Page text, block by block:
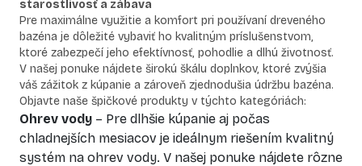
starostlivosť a zábava
Pre maximálne využitie a komfort pri používaní dreveného
bazéna je dôležité vybaviť ho kvalitným príslušenstvom,
ktoré zabezpečí jeho efektívnosť, pohodlie a dlhú životnosť.
V našej ponuke nájdete širokú škálu doplnkov, ktoré zvýšia
váš zážitok z kúpanie a zároveň zjednodušia údržbu bazéna.
Objavte naše špičkové produkty v týchto kategóriách:
Ohrev vody – Pre dlhšie kúpanie aj počas
chladnejších mesiacov je ideálnym riešením kvalitný
systém na ohrev vody. V našej ponuke nájdete rôzne